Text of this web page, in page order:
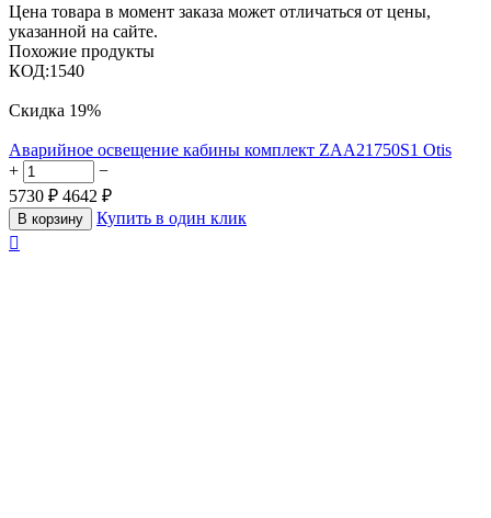
Цена товара в момент заказа может отличаться от цены,
указанной на сайте.
Похожие продукты
КОД:1540
Скидка 19%
Аварийное освещение кабины комплект ZAA21750S1 Otis
+
−
5730 ₽ 4642 ₽
В корзину
Купить в один клик
